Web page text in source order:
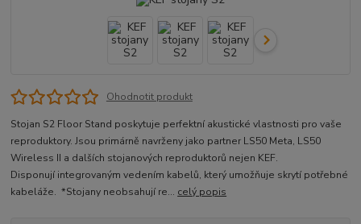
Ohodnotit produkt
Stojan S2 Floor Stand poskytuje perfektní akustické vlastnosti pro vaše
reproduktory. Jsou primárně navrženy jako partner LS50 Meta, LS50
Wireless II a dalších stojanových reproduktorů nejen KEF.
Disponují integrovaným vedením kabelů, který umožňuje skrytí potřebné
kabeláže. *Stojany neobsahují re... celý popis